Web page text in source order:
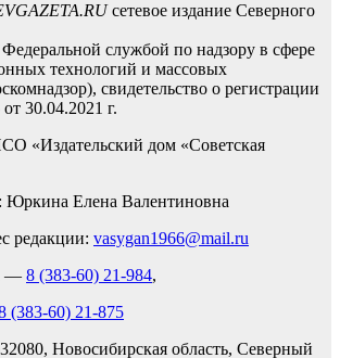
сетевое издание Северного
службой по надзору в сфере
технологий и массовых
свидетельство о регистрации
30.04.2021 г.
«Издательский дом «Советская
Юркина Елена Валентиновна
редакции: vasygan1966@mail.ru
— 8 (383-60) 21-984,
(383-60) 21-875
Новосибирская область, Северный